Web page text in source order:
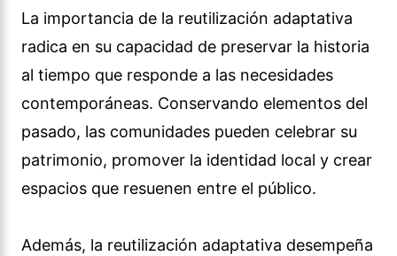
La importancia de la reutilización adaptativa
radica en su capacidad de preservar la historia
al tiempo que responde a las necesidades
contemporáneas. Conservando elementos del
pasado, las comunidades pueden celebrar su
patrimonio, promover la identidad local y crear
espacios que resuenen entre el público.
Además, la reutilización adaptativa desempeña